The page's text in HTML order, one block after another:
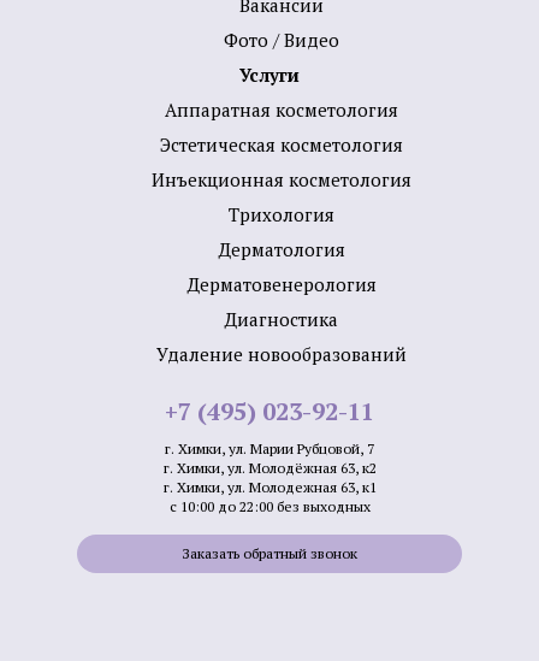
Фото / Видео
Услуги
Аппаратная косметология
Эстетическая косметология
Инъекционная косметология
Трихология
Дермато­логия
Дерматовенерология
Диагностика
Удаление новообразований
+7 (495) 023-92-11
г. Химки, ул. Марии Рубцовой, 7
г. Химки, ул. Молодёжная 63, к2
г. Химки, ул. Молодежная 63, к1
с 10:00 до 22:00 без выходных
Заказать обратный звонок